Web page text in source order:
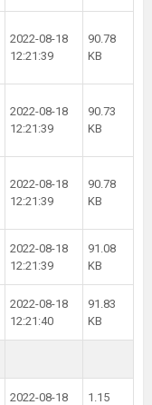
2022-08-18
12:21:39
90.78
KB
2022-08-18
12:21:39
90.73
KB
2022-08-18
12:21:39
90.78
KB
2022-08-18
12:21:39
91.08
KB
2022-08-18
12:21:40
91.83
KB
2022-08-18
1.15